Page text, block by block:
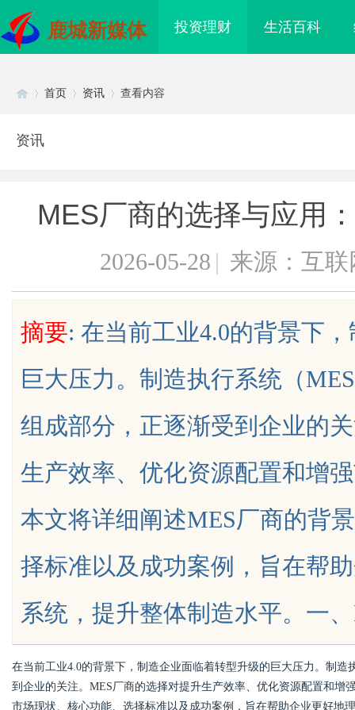
鹿城新媒体 投资理财 生活百科
uz
首页 资讯 查看内容
资讯
MES厂商的选择与应用
2026-05-28 | 来源：互联
摘要: 在当前工业4.0的背景下
巨大压力。制造执行系统（
组成部分，正逐渐受到企业的
生产效率、优化资源配置和增
本文将详细阐述MES厂商的背
择标准以及成功案例，旨在帮
系统，提升整体制造水平。一
在当前工业4.0的背景下，制造企业面临着转型升级的巨大压力。制
到企业的关注。 MES厂商的选择对提升生产效率、优化资源配置和增
市场现状、核心功能、选择标准以及成功案例，旨在帮助企业更好地
律解析